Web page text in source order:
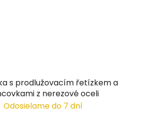
s prodlužovacím řetízkem a
z nerezové oceli
Odosielame do 7 dní